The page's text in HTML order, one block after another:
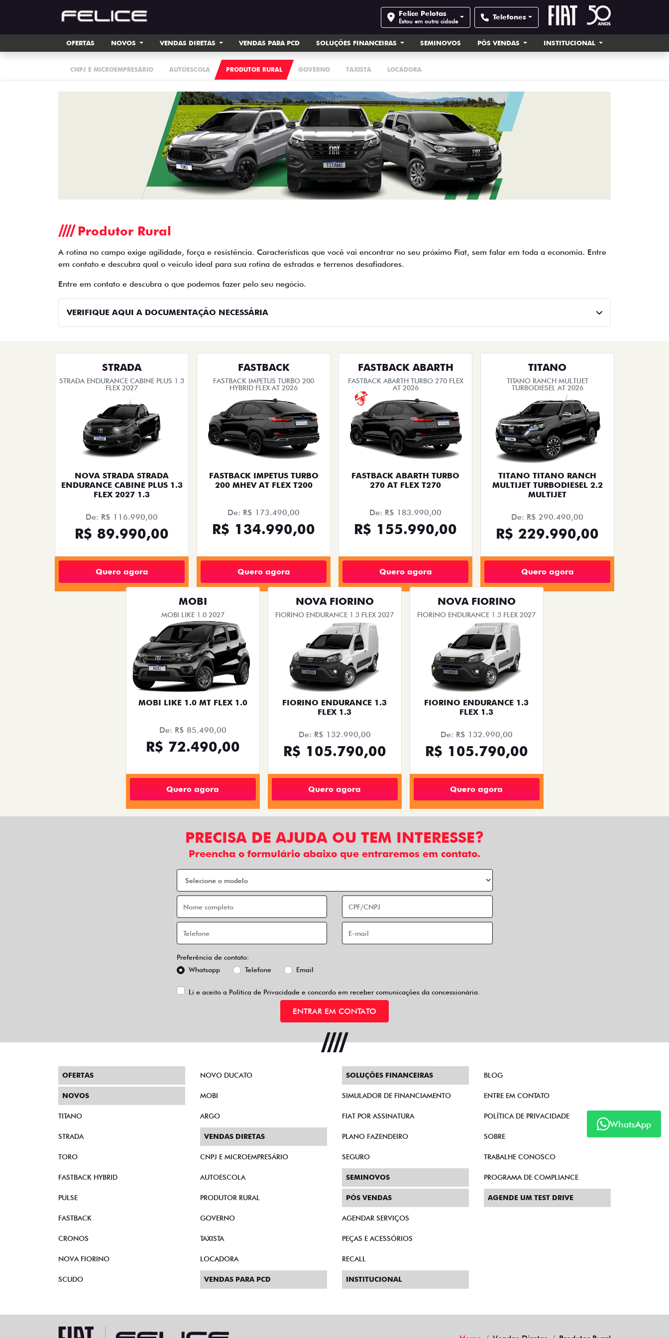
Felice Pelotas
Estou em outra cidade Telefones
OFERTAS NOVOS VENDAS DIRETAS VENDAS PARA PCD SOLUÇÕES FINANCEIRAS SEMINOVOS PÓS VENDAS INSTITUCIONAL
CNPJ E MICROEMPRESÁRIO AUTOESCOLA PRODUTOR RURAL GOVERNO TAXISTA LOCADORA
Produtor Rural
A rotina no campo exige agilidade, força e resistência. Características que você vai encontrar no seu próximo Fiat, sem falar em toda a economia. Entre
em contato e descubra qual o veículo ideal para sua rotina de estradas e terrenos desafiadores.
Entre em contato e descubra o que podemos fazer pelo seu negócio.
VERIFIQUE AQUI A DOCUMENTAÇÃO NECESSÁRIA
STRADA
STRADA ENDURANCE CABINE PLUS 1.3
FLEX 2027
NOVA STRADA STRADA
ENDURANCE CABINE PLUS 1.3
FLEX 2027 1.3
De: R$ 116.990,00
R$ 89.990,00
Quero agora
FASTBACK
FASTBACK IMPETUS TURBO 200
HYBRID FLEX AT 2026
FASTBACK IMPETUS TURBO
200 MHEV AT FLEX T200
De: R$ 173.490,00
R$ 134.990,00
Quero agora
FASTBACK ABARTH
FASTBACK ABARTH TURBO 270 FLEX
AT 2026
FASTBACK ABARTH TURBO
270 AT FLEX T270
De: R$ 183.990,00
R$ 155.990,00
Quero agora
TITANO
TITANO RANCH MULTIJET
TURBODIESEL AT 2026
TITANO TITANO RANCH
MULTIJET TURBODIESEL 2.2
MULTIJET
De: R$ 290.490,00
R$ 229.990,00
Quero agora
MOBI
MOBI LIKE 1.0 2027
MOBI LIKE 1.0 MT FLEX 1.0
De: R$ 85.490,00
R$ 72.490,00
Quero agora
NOVA FIORINO
FIORINO ENDURANCE 1.3 FLEX 2027
FIORINO ENDURANCE 1.3
FLEX 1.3
De: R$ 132.990,00
R$ 105.790,00
Quero agora
NOVA FIORINO
FIORINO ENDURANCE 1.3 FLEX 2027
FIORINO ENDURANCE 1.3
FLEX 1.3
De: R$ 132.990,00
R$ 105.790,00
Quero agora
PRECISA DE AJUDA OU TEM INTERESSE?
Preencha o formulário abaixo que entraremos em contato.
Preferência de contato:
Whatsapp
Telefone Email
Li e aceito a Política de Privacidadee concordo em receber comunicações da concessionária.
ENTRAR EM CONTATO
WhatsApp
OFERTAS
NOVOS
TITANO
STRADA
TORO
FASTBACK HYBRID
PULSE
FASTBACK
CRONOS
NOVA FIORINO
SCUDO
NOVO DUCATO
MOBI
ARGO
VENDAS DIRETAS
CNPJ E MICROEMPRESÁRIO
AUTOESCOLA
PRODUTOR RURAL
GOVERNO
TAXISTA
LOCADORA
VENDAS PARA PCD
SOLUÇÕES FINANCEIRAS
SIMULADOR DE FINANCIAMENTO
FIAT POR ASSINATURA
PLANO FAZENDEIRO
SEGURO
SEMINOVOS
PÓS VENDAS
AGENDAR SERVIÇOS
PEÇAS E ACESSÓRIOS
RECALL
INSTITUCIONAL
BLOG
ENTRE EM CONTATO
POLÍTICA DE PRIVACIDADE
SOBRE
TRABALHE CONOSCO
PROGRAMA DE COMPLIANCE
AGENDE UM TEST DRIVE